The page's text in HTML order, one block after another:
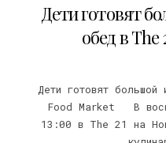
Дети готовят
обед в The
Дети готовят большой
Food Market В
13:00 в The 21 на